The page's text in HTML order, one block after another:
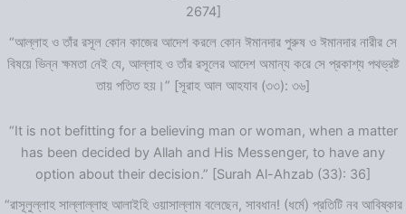
2674]
“আল্লাহ ও তাঁর রসূল কোন কাজের আদেশ করলে কোন ঈমানদার পুরুষ ও ঈমানদার নারীর সে
বিষয়ে ভিন্ন ক্ষমতা নেই যে, আল্লাহ ও তাঁর রসূলের আদেশ অমান্য করে সে প্রকাশ্য পথভ্রষ্ট
তায় পতিত হয়।” [সূরাহ আল আহযাব (৩৩): ৩৬]
“It is not befitting for a believing man or woman, when a matter
has been decided by Allah and His Messenger, to have any
option about their decision.” [Surah Al-Ahzab (33): 36]
“রাসূলুল্লাহ সাল্লাল্লাহু আলাইহি ওয়াসাল্লাম বলেছেন, সাবধান! (ধর্মে) প্রতিটি নব আবিষ্কার